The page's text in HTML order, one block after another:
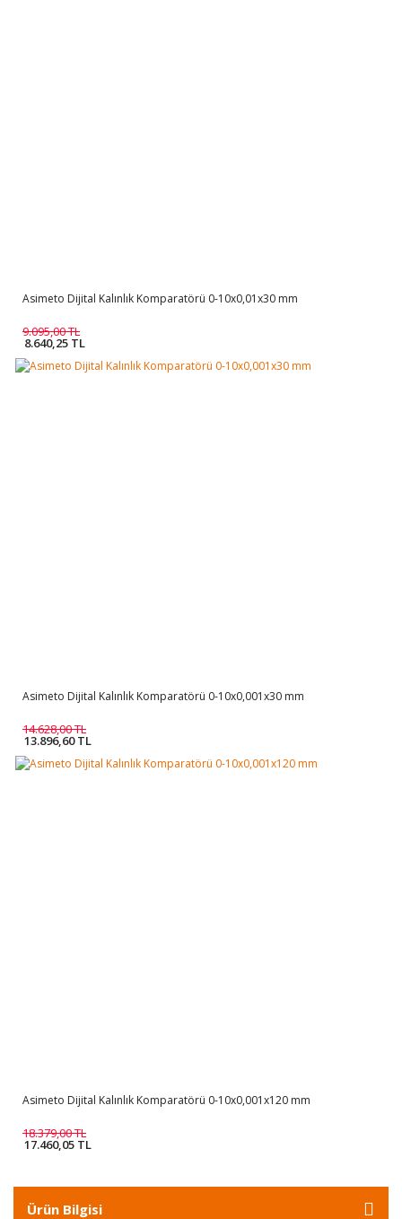
Asimeto Dijital Kalınlık Komparatörü 0-10x0,01x30 mm
9.095,00 TL
8.640,25 TL
Asimeto Dijital Kalınlık Komparatörü 0-10x0,001x30 mm
14.628,00 TL
13.896,60 TL
Asimeto Dijital Kalınlık Komparatörü 0-10x0,001x120 mm
18.379,00 TL
17.460,05 TL
Ürün Bilgisi